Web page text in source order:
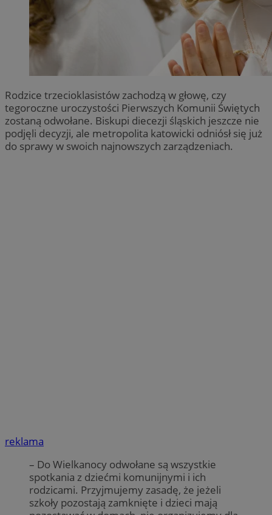
Rodzice trzecioklasistów zachodzą w głowę, czy
tegoroczne uroczystości Pierwszych Komunii Świętych
zostaną odwołane. Biskupi diecezji śląskich jeszcze nie
podjęli decyzji, ale metropolita katowicki odniósł się już
do sprawy w swoich najnowszych zarządzeniach.
reklama
– Do Wielkanocy odwołane są wszystkie
spotkania z dziećmi komunijnymi i ich
rodzicami. Przyjmujemy zasadę, że jeżeli
szkoły pozostają zamknięte i dzieci mają